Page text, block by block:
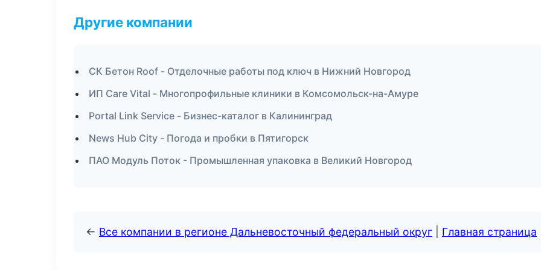
Другие компании
СК Бетон Roof - Отделочные работы под ключ в Нижний Новгород
ИП Care Vital - Многопрофильные клиники в Комсомольск-на-Амуре
Portal Link Service - Бизнес-каталог в Калининград
News Hub City - Погода и пробки в Пятигорск
ПАО Модуль Поток - Промышленная упаковка в Великий Новгород
← Все компании в регионе Дальневосточный федеральный округ Главная страница